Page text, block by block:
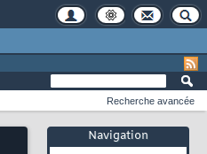
Navigation
Recherche avancée